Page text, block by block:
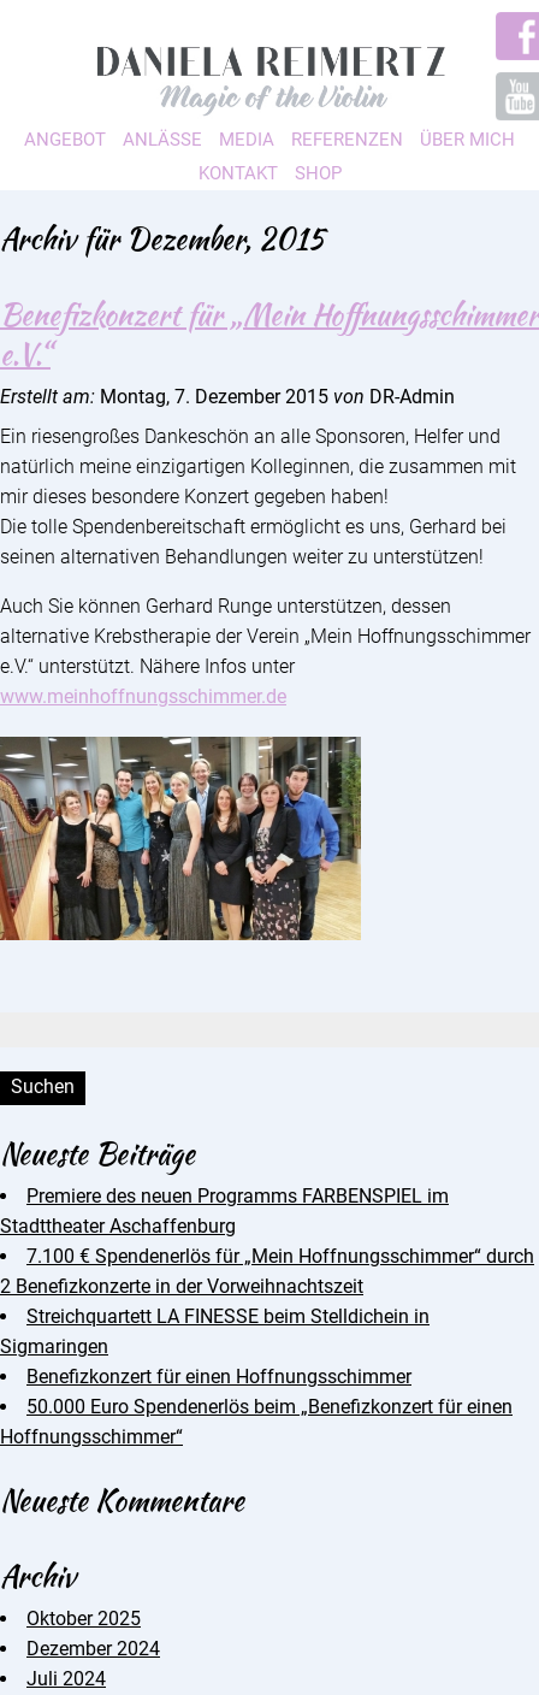
ANGEBOT ANLÄSSE MEDIA REFERENZEN
ÜBER MICH
KONTAKT
SHOP
Archiv für Dezember, 2015
Benefizkonzert für „Mein Hoffnungsschimmer
e.V.“
Erstellt am: Montag, 7. Dezember 2015 von DR-Admin
Ein riesengroßes Dankeschön an alle Sponsoren, Helfer und
natürlich meine einzigartigen Kolleginnen, die zusammen mit
mir dieses besondere Konzert gegeben haben!
Die tolle Spendenbereitschaft ermöglicht es uns, Gerhard bei
seinen alternativen Behandlungen weiter zu unterstützen!
Auch Sie können Gerhard Runge unterstützen, dessen
alternative Krebstherapie der Verein „Mein Hoffnungsschimmer
e.V.“ unterstützt. Nähere Infos unter
www.meinhoffnungsschimmer.de
Neueste Beiträge
Premiere des neuen Programms FARBENSPIEL im
Stadttheater Aschaffenburg
7.100 € Spendenerlös für „Mein Hoffnungsschimmer“ durch
2 Benefizkonzerte in der Vorweihnachtszeit
Streichquartett LA FINESSE beim Stelldichein in
Sigmaringen
Benefizkonzert für einen Hoffnungsschimmer
50.000 Euro Spendenerlös beim „Benefizkonzert für einen
Hoffnungsschimmer“
Neueste Kommentare
Archiv
Oktober 2025
Dezember 2024
Juli 2024